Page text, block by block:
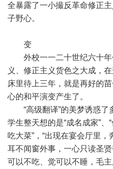
全暴露了一小撮反革命修正
子野心。
变
外校一一二十世纪六十年
义、修正主义货色之大成，
床里待上三年，就是再好的
心的和平演变产生了。
“高级翻译”的美梦诱惑了
学生整天想的是“成名成家”、
吃大菜”，“出现在宴会厅里
耳不闻窗外事，一心只读圣
可以不吃、觉可以不睡，毛